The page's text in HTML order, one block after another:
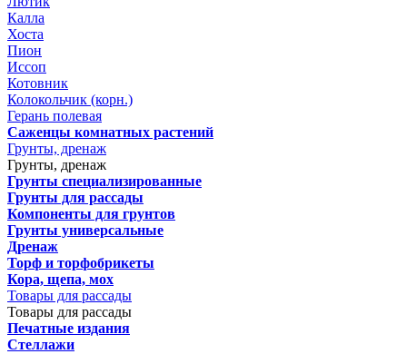
Калла
Хоста
Пион
Иссоп
Котовник
Колокольчик (корн.)
Герань полевая
Саженцы комнатных растений
Грунты, дренаж
Грунты, дренаж
Грунты специализированные
Грунты для рассады
Компоненты для грунтов
Грунты универсальные
Дренаж
Торф и торфобрикеты
Кора, щепа, мох
Товары для рассады
Товары для рассады
Печатные издания
Стеллажи